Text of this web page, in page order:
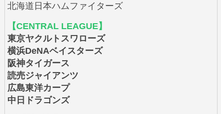
北海道日本ハムファイターズ
【CENTRAL LEAGUE】
東京ヤクルトスワローズ
横浜DeNAベイスターズ
阪神タイガース
読売ジャイアンツ
広島東洋カープ
中日ドラゴンズ